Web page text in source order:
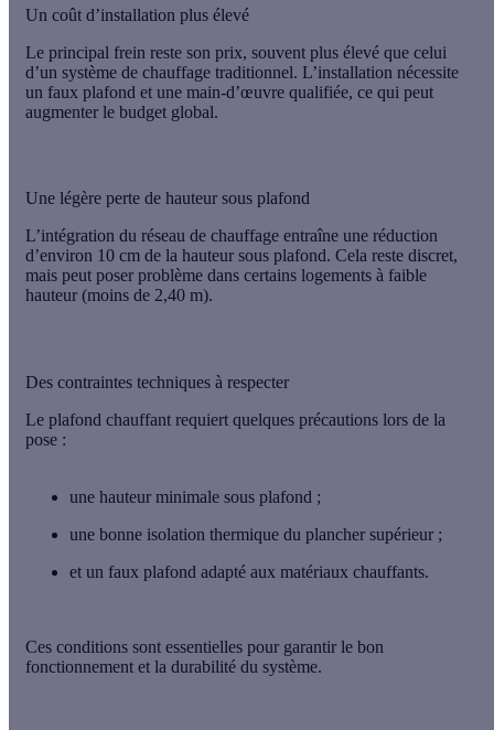
Un coût d’installation plus élevé
Le principal frein reste son prix, souvent plus élevé que celui
d’un système de chauffage traditionnel. L’installation nécessite
un faux plafond et une main-d’œuvre qualifiée, ce qui peut
augmenter le budget global.
Une légère perte de hauteur sous plafond
L’intégration du réseau de chauffage entraîne une réduction
d’environ 10 cm de la hauteur sous plafond. Cela reste discret,
mais peut poser problème dans certains logements à faible
hauteur (moins de 2,40 m).
Des contraintes techniques à respecter
Le plafond chauffant requiert quelques précautions lors de la
pose :
une hauteur minimale sous plafond ;
une bonne isolation thermique du plancher supérieur ;
et un faux plafond adapté aux matériaux chauffants.
Ces conditions sont essentielles pour garantir le bon
fonctionnement et la durabilité du système.